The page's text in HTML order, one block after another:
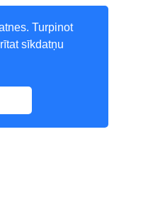
Turpinot
sīkdatņu